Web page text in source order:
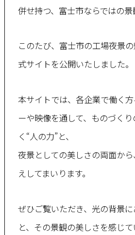
併せ持つ、富士市ならではの景
このたび、富士市の工場夜景
式サイトを公開いたしました。
本サイトでは、各企業で働く
ーや映像を通して、ものづく
く“人の力”と、
夜景としての美しさの両面か
えしてまいります。
ぜひご覧いただき、光の背景
と、その景観の美しさを感じ